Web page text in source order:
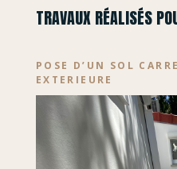
TRAVAUX RÉALISÉS
POSE D’UN SOL
EXTERIEURE